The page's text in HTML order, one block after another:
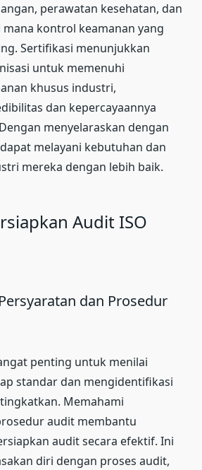
perawatan kesehatan, dan
kontrol keamanan yang
Sertifikasi menunjukkan
untuk memenuhi
khusus industri,
dan kepercayaannya
menyelaraskan dengan
melayani kebutuhan dan
mereka dengan lebih baik.
Audit ISO
dan Prosedur
penting untuk menilai
standar dan mengidentifikasi
Memahami
audit membantu
audit secara efektif. Ini
diri dengan proses audit,